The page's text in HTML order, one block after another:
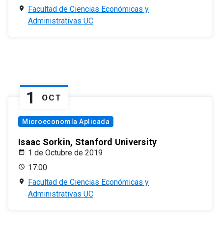
Facultad de Ciencias Económicas y
Administrativas UC
1 OCT
Microeconomía Aplicada
Isaac Sorkin, Stanford University
1 de Octubre de 2019
17:00
Facultad de Ciencias Económicas y
Administrativas UC